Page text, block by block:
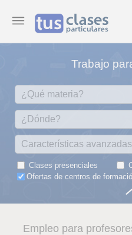
Trabajo
Clases presenciales
Ofertas de centros de
Empleo para